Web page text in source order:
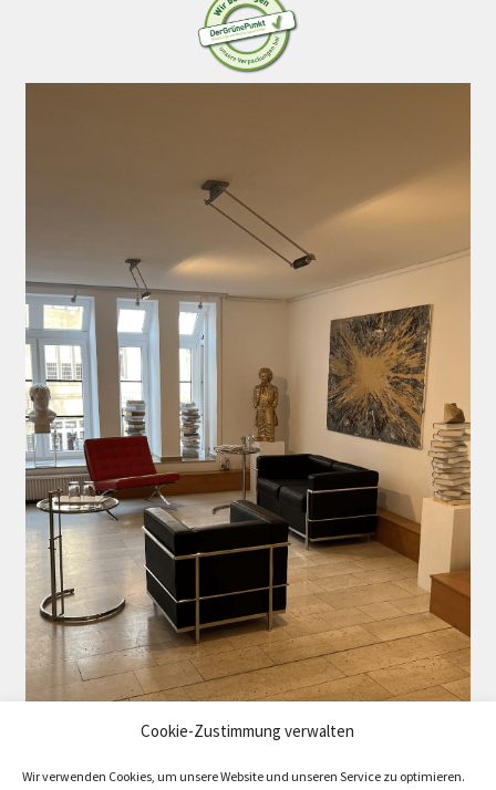
Cookie-Zustimmung verwalten
Wir verwenden Cookies, um unsere Website und unseren Service zu optimieren.